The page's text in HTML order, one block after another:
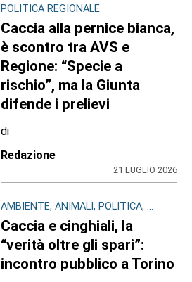
POLITICA REGIONALE
Caccia alla pernice bianca,
è scontro tra AVS e
Regione: “Specie a
rischio”, ma la Giunta
difende i prelievi
di
Redazione
21 LUGLIO 2026
AMBIENTE, ANIMALI, POLITICA, ...
Caccia e cinghiali, la
“verità oltre gli spari”:
incontro pubblico a Torino